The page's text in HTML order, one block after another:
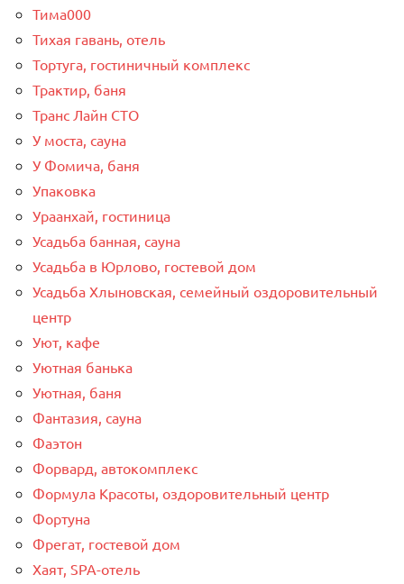
Тима000
Тихая гавань, отель
Тортуга, гостиничный комплекс
Трактир, баня
Транс Лайн СТО
У моста, сауна
У Фомича, баня
Упаковка
Ураанхай, гостиница
Усадьба банная, сауна
Усадьба в Юрлово, гостевой дом
Усадьба Хлыновская, семейный оздоровительный
центр
Уют, кафе
Уютная банька
Уютная, баня
Фантазия, сауна
Фаэтон
Форвард, автокомплекс
Формула Красоты, оздоровительный центр
Фортуна
Фрегат, гостевой дом
Хаят, SPA-отель